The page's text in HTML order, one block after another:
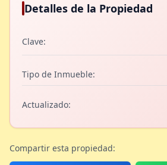
Detalles de la Propiedad
Clave:
Tipo de Inmueble:
Actualizado:
Compartir esta propiedad: